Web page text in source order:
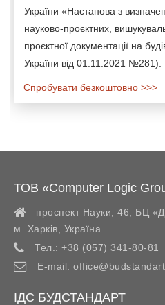
України «Настанова з
науково-проєктних,
проєктної документації на
України від 01.11.2021 №281).
Спробувати безкоштовно >>>
ТОВ «Computer Logic
проспект Науки, 46, БЦ
м. Харків
Україна
Тел.: +38 (057) 341-80-81
E-mail:
ІДС БУДСТАНДАРТ